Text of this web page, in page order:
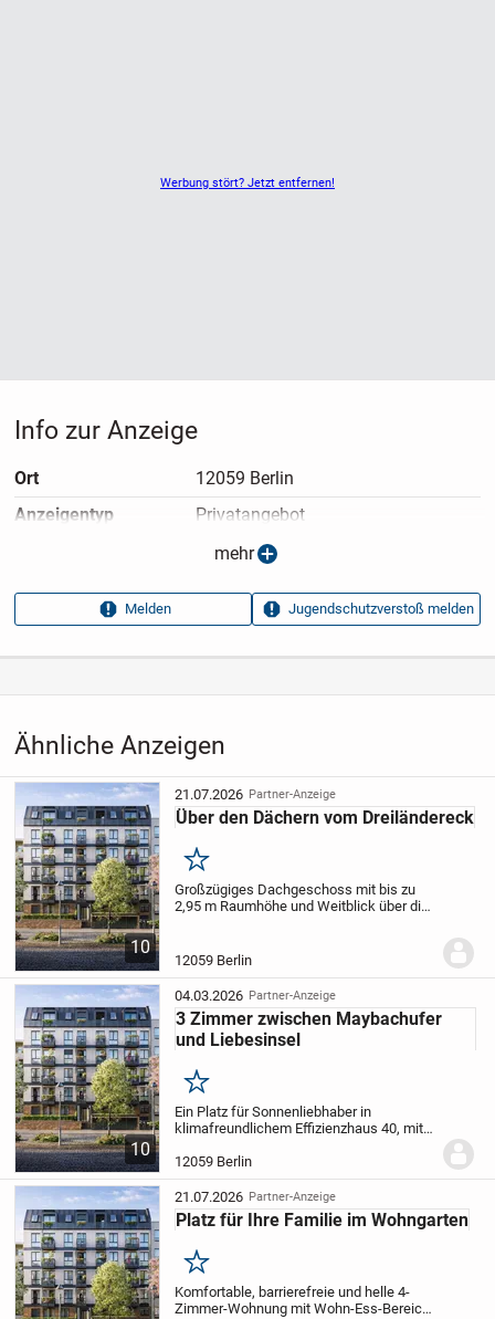
Werbung stört? Jetzt entfernen!
Ähnliche Anzeigen
10
21.07.2026 Partner-Anzeige
Über den Dächern vom Dreiländereck
Merken
Großzügiges Dachgeschoss mit bis zu
2,95 m Raumhöhe und Weitblick über die
Mit Tageslichtbad, großzügigen Gauben
12059 Berlin
10
04.03.2026 Partner-Anzeige
3 Zimmer zwischen Maybachufer
und Liebesinsel
Merken
Ein Platz für Sonnenliebhaber in
klimafreundlichem Effizienz­haus 40, mit
geschnittene 3-Zimmer-Wohnung im 3.
Obergeschoss mit Tageslichtbad und
Süd-West-Balkon...
12059 Berlin
21.07.2026 Partner-Anzeige
Platz für Ihre Familie im Wohngarten
Merken
Komfortable, barrierefreie und helle 4-
Zimmer-Wohnung mit Wohn-Ess-Bereich
Info zur Anzeige
Ort
12059 Berlin
Anzeigen­typ
Privatangebot
23.03.2025
Aufrufe dieser
13
mehr
Melden Jugendschutzverstoß melden